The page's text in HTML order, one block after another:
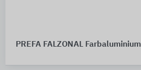
PREFA FALZONAL Farbaluminium